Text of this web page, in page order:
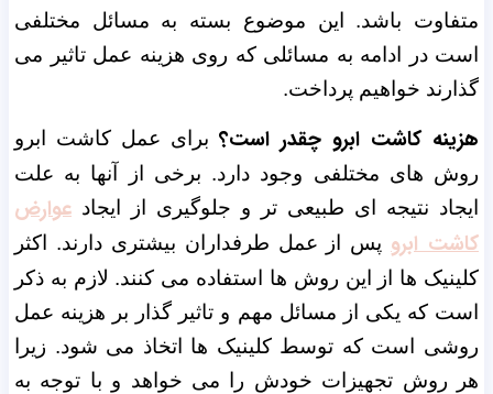
متفاوت باشد. این موضوع بسته به مسائل مختلفی
است در ادامه به مسائلی که روی هزینه عمل تاثیر می
‌گذارند خواهیم پرداخت.
هزینه کاشت ابرو چقدر است؟ برای عمل کاشت ابرو
روش های مختلفی وجود دارد. برخی از آنها به علت
ایجاد نتیجه ا‌ی طبیعی تر و جلوگیری از ایجاد عوارض
کاشت ابرو پس از عمل طرفداران بیشتری دارند. اکثر
کلینیک ها از این روش ها استفاده می کنند. لازم به ذکر
است که یکی از مسائل مهم و تاثیر گذار بر هزینه عمل
روشی است که توسط کلینیک ها اتخاذ می شود. زیرا
هر روش تجهیزات خودش را می‌ خواهد و با توجه به